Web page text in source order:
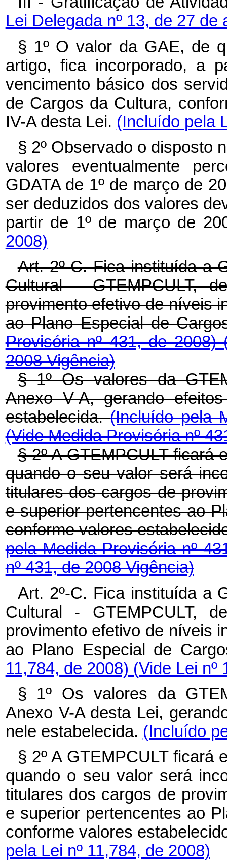
Lei Delegada nº 13, de 27 de
§ 1º O valor da GAE, de
artigo, fica incorporado, a
vencimento básico dos
de Cargos da Cultura,
IV-A desta Lei. (Incluído pela
§ 2º Observado o disposto
valores eventualmente
GDATA de 1º de março de
ser deduzidos dos valores
partir de 1º de março de
2008)
Art. 2º-C.Fica instituída a
Cultural - GTEMPCULT,
provimento efetivo de níveis
ao Plano Especial de
Provisória nº 431, de 2008)
2008 Vigência)
§ 1º Os valores da
Anexo V-A, gerando
estabelecida.(Incluído pela
(Vide Medida Provisória nº
§ 2º A GTEMPCULT ficará
quando o seu valor será
titulares dos cargos de
e superior pertencentes ao
conforme valores
pela Medida Provisória nº
nº 431, de 2008 Vigência)
Art. 2º-C. Fica instituída a
Cultural - GTEMPCULT,
provimento efetivo de níveis
ao Plano Especial de
11,784, de 2008) (Vide Lei nº
§ 1º Os valores da
Anexo V-A desta Lei,
nele estabelecida. (Incluído
§ 2º A GTEMPCULT ficará
quando o seu valor será
titulares dos cargos de
e superior pertencentes ao
conforme valores
pela Lei nº 11,784, de 2008)